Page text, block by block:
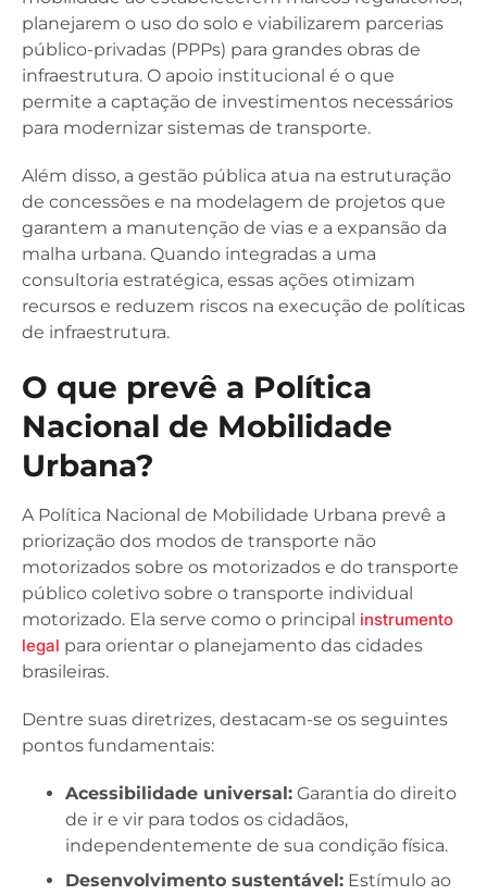
planejarem o uso do solo e viabilizarem parcerias
público-privadas (PPPs) para grandes obras de
infraestrutura. O apoio institucional é o que
permite a captação de investimentos necessários
para modernizar sistemas de transporte.
Além disso, a gestão pública atua na estruturação
de concessões e na modelagem de projetos que
garantem a manutenção de vias e a expansão da
malha urbana. Quando integradas a uma
consultoria estratégica, essas ações otimizam
recursos e reduzem riscos na execução de políticas
de infraestrutura.
O que prevê a Política
Nacional de Mobilidade
Urbana?
A Política Nacional de Mobilidade Urbana prevê a
priorização dos modos de transporte não
motorizados sobre os motorizados e do transporte
público coletivo sobre o transporte individual
motorizado. Ela serve como o principal instrumento
legal para orientar o planejamento das cidades
brasileiras.
Dentre suas diretrizes, destacam-se os seguintes
pontos fundamentais:
Acessibilidade universal: Garantia do direito
de ir e vir para todos os cidadãos,
independentemente de sua condição física.
Desenvolvimento sustentável: Estímulo ao